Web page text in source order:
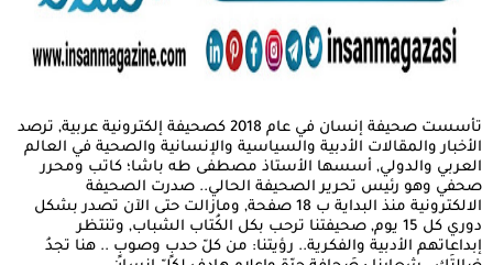
تأسست صحيفة إنسان في عام 2018 كصحيفة إلكترونية عربية, ترصد
الأخبار والمقالات الأدبية والسياسية والإنسانية والصحية في العالم
العربي والدولي, أسسها الأستاذ مصطفى طه باشا؛ كاتب ومحرر
صحفي وهو رئيس تحرير الصحيفة الحالي.. صدرت الصحيفة
الالكترونية منذ البداية ب 18 صفحة, ومازالت حتى الآن تصدر بشكل
دوري كل 15 يوم, صحيفتنا ترحب بكل الكُتاب الشباب, وتنتظر
إبداعاتهم الأدبية والفكرية.. رؤيتنا: من كلّ حدبٍ وصوبٍ .. هنا تجدُ